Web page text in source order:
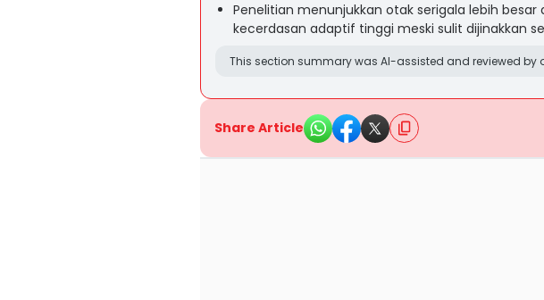
Penelitian menunjukkan otak serigala lebih besar
kecerdasan adaptif tinggi meski sulit dijinakkan
This section summary was AI-assisted and reviewed by
Share Article